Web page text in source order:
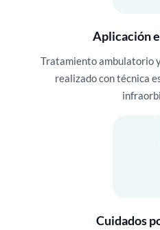
Aplicación
Tratamiento ambulatorio
realizado con técnica
Cuidados